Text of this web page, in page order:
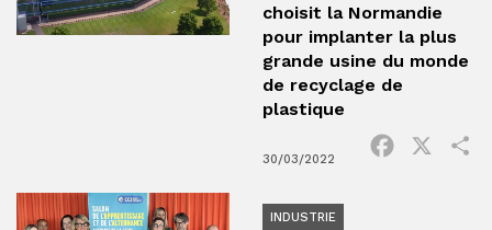
choisit la Normandie
pour implanter la plus
grande usine du monde
de recyclage de
plastique
30/03/2022
Facebook
INDUSTRIE